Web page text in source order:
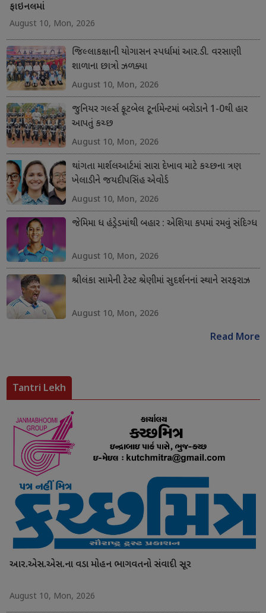
ફાઇનલમાં
August 10, Mon, 2026
જિલ્લાકક્ષાની યોગાસન સ્પર્ધામાં આર.ડી. વરસાણી
શાળાના છાત્રો ઝળક્યા
August 10, Mon, 2026
જુનિયર ગર્લ્સ ફૂટબેલ ટૂર્નામેન્ટમાં બરોડાને 1-0થી હાર
આપતું કચ્છ
August 10, Mon, 2026
થાંગતા માર્શલઆર્ટમાં સારા દેખાવ માટે કચ્છના ત્રણ
ખેલાડીને જયદીપસિંહ એવોર્ડ
August 10, Mon, 2026
જેમિમા ધ હંડ્રેડમાંથી બહાર : એશિયા કપમાં રમવું સંદિગ્ધ
August 10, Mon, 2026
શ્રીલંકા સામેની ટેસ્ટ શ્રેણીમાં સુદર્શનનાં સ્થાને સરફરાઝ
August 10, Mon, 2026
Read More
Tantri Lekh
આર.એસ.એસ.ના વડા મોહન ભાગવતનો સંવાદી સૂર
August 10, Mon, 2026